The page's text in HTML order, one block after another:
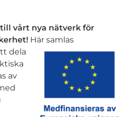
vårt nya nätverk för
Här samlas
dela
av